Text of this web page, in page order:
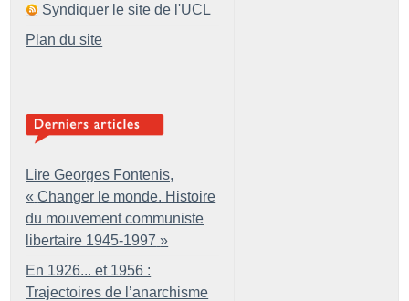
Syndiquer le site de l'UCL
Plan du site
Lire Georges Fontenis,
« Changer le monde. Histoire
du mouvement communiste
libertaire 1945-1997 »
En 1926... et 1956 :
Trajectoires de l’anarchisme